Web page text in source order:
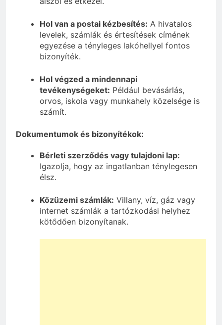
Hol van a postai kézbesítés: A hivatalos
levelek, számlák és értesítések címének
egyezése a tényleges lakóhellyel fontos
bizonyíték.
Hol végzed a mindennapi
tevékenységeket: Például bevásárlás,
orvos, iskola vagy munkahely közelsége is
számít.
Dokumentumok és bizonyítékok:
Bérleti szerződés vagy tulajdoni lap:
Igazolja, hogy az ingatlanban ténylegesen
élsz.
Közüzemi számlák: Villany, víz, gáz vagy
internet számlák a tartózkodási helyhez
kötődően bizonyítanak.